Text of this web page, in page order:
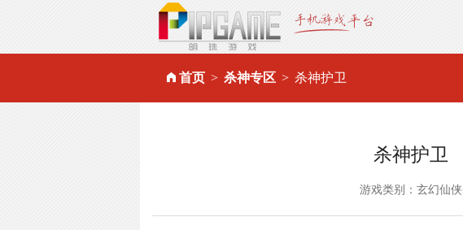
首页 杀神专区 杀神护卫
杀神护卫
游戏类别：玄幻仙侠